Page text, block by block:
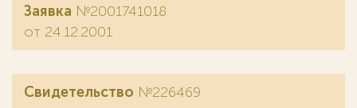
Заявка №2001741018
от 24.12.2001
Свидетельство №226469